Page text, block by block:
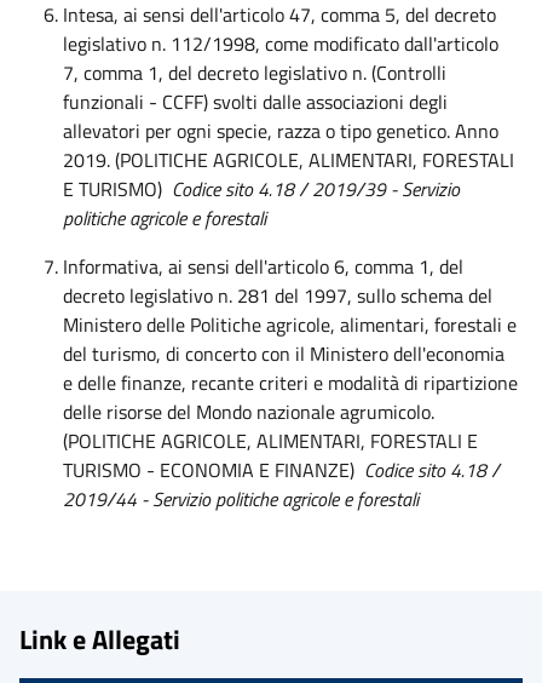
Intesa, ai sensi dell'articolo 47, comma 5, del decreto
legislativo n. 112/1998, come modificato dall'articolo
7, comma 1, del decreto legislativo n. (Controlli
funzionali - CCFF) svolti dalle associazioni degli
allevatori per ogni specie, razza o tipo genetico. Anno
2019. (POLITICHE AGRICOLE, ALIMENTARI, FORESTALI
E TURISMO) Codice sito 4.18 / 2019/39 - Servizio
politiche agricole e forestali
Informativa, ai sensi dell'articolo 6, comma 1, del
decreto legislativo n. 281 del 1997, sullo schema del
Ministero delle Politiche agricole, alimentari, forestali e
del turismo, di concerto con il Ministero dell'economia
e delle finanze, recante criteri e modalità di ripartizione
delle risorse del Mondo nazionale agrumicolo.
(POLITICHE AGRICOLE, ALIMENTARI, FORESTALI E
TURISMO - ECONOMIA E FINANZE) Codice sito 4.18 /
2019/44 - Servizio politiche agricole e forestali
Link e Allegati